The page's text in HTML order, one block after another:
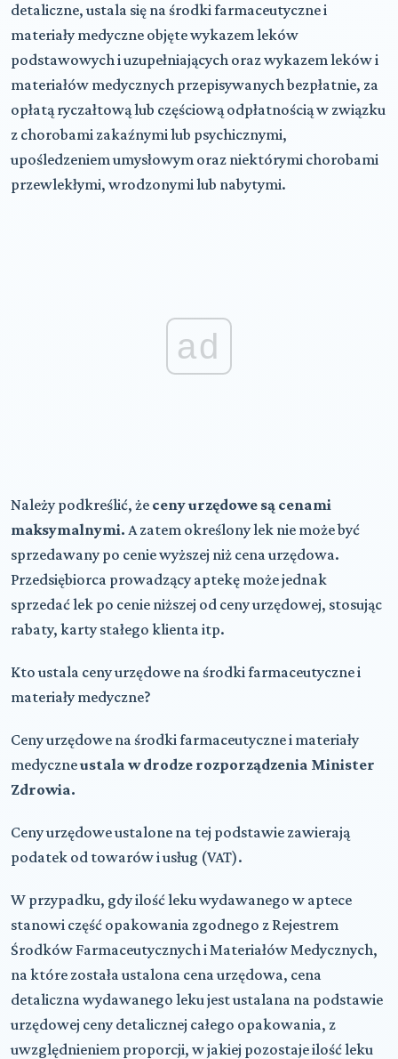
detaliczne, ustala się na środki farmaceutyczne i
materiały medyczne objęte wykazem leków
podstawowych i uzupełniających oraz wykazem leków i
materiałów medycznych przepisywanych bezpłatnie, za
opłatą ryczałtową lub częściową odpłatnością w związku
z chorobami zakaźnymi lub psychicznymi,
upośledzeniem umysłowym oraz niektórymi chorobami
przewlekłymi, wrodzonymi lub nabytymi.
ad
Należy podkreślić, że ceny urzędowe są cenami
maksymalnymi. A zatem określony lek nie może być
sprzedawany po cenie wyższej niż cena urzędowa.
Przedsiębiorca prowadzący aptekę może jednak
sprzedać lek po cenie niższej od ceny urzędowej, stosując
rabaty, karty stałego klienta itp.
Kto ustala ceny urzędowe na środki farmaceutyczne i
materiały medyczne?
Ceny urzędowe na środki farmaceutyczne i materiały
medyczneustala w drodze rozporządzenia Minister
Zdrowia.
Ceny urzędowe ustalone na tej podstawie zawierają
podatek od towarów i usług (VAT).
W przypadku, gdy ilość leku wydawanego w aptece
stanowi część opakowania zgodnego z Rejestrem
Środków Farmaceutycznych i Materiałów Medycznych,
na które została ustalona cena urzędowa, cena
detaliczna wydawanego leku jest ustalana na podstawie
urzędowej ceny detalicznej całego opakowania, z
uwzględnieniem proporcji, w jakiej pozostaje ilość leku